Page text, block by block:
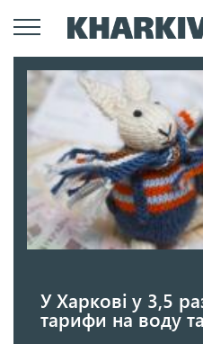
У Харкові у 3,5
тарифи на воду